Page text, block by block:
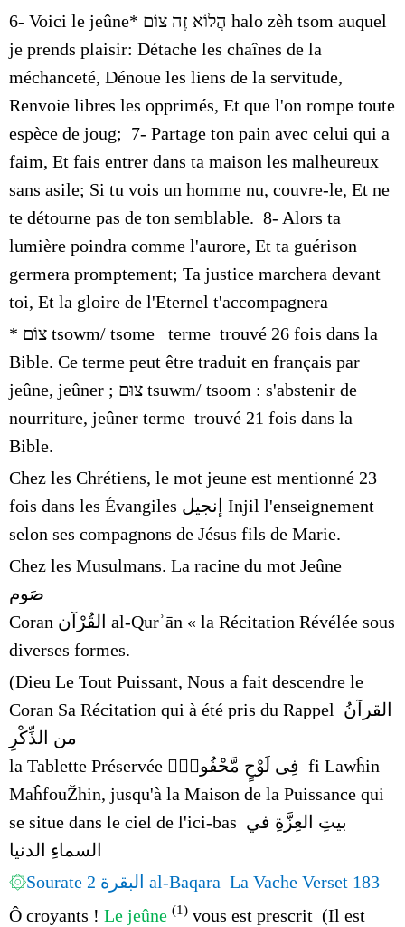
6- Voici le jeûne* הֲלוֹא זֶה צוֹם halo zèh tsom auquel
je prends plaisir: Détache les chaînes de la
méchanceté, Dénoue les liens de la servitude,
Renvoie libres les opprimés, Et que l'on rompe toute
espèce de joug; 7- Partage ton pain avec celui qui a
faim, Et fais entrer dans ta maison les malheureux
sans asile; Si tu vois un homme nu, couvre-le, Et ne
te détourne pas de ton semblable. 8- Alors ta
lumière poindra comme l'aurore, Et ta guérison
germera promptement; Ta justice marchera devant
toi, Et la gloire de l'Eternel t'accompagnera
* צוֹם tsowm/ tsome terme trouvé 26 fois dans la
Bible. Ce terme peut être traduit en français par
jeûne, jeûner ; צוּם tsuwm/ tsoom : s'abstenir de
nourriture, jeûner terme trouvé 21 fois dans la
Bible.
Chez les Chrétiens, le mot jeune est mentionné 23
fois dans les Évangiles إنجيل Injil l'enseignement
selon ses compagnons de Jésus fils de Marie.
Chez les Musulmans. La racine du mot Jeûne
صَوم
Coran القُرْآن al-Qurʾān « la Récitation Révélée sous
diverses formes.
(Dieu Le Tout Puissant, Nous a fait descendre le
Coran Sa Récitation qui à été pris du Rappel القرآنُ
la Tablette Préservée فِى لَوْحٍ مَّحْفُوظٍۭ fi Lawĥin
MaĥfouŽhin, jusqu'à la Maison de la Puissance qui
se situe dans le ciel de l'ici-bas بيتِ العِزَّةِ في
السماءِ الدنيا
۞
Sourate 2 البقرة al-Baqara La Vache Verset 183
Ô croyants ! Le jeûne (1) vous est prescrit (Il est